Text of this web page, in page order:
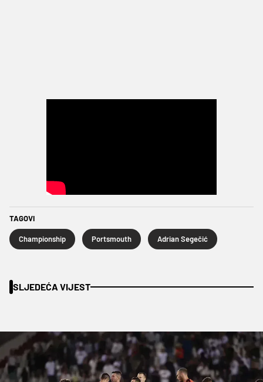
TAGOVI
Championship Portsmouth Adrian Segečić
SLJEDEĆA VIJEST